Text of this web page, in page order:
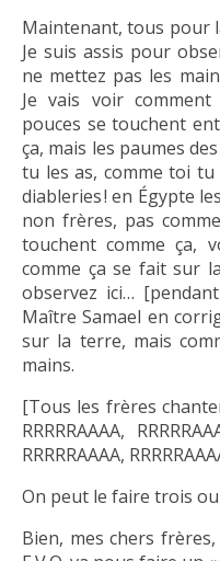
Maintenant, tous pour
Je suis assis pour
ne mettez pas les
Je vais voir
pouces se touchent
ça, mais les paumes
tu les as, comme toi
diableries ! en Égypte
non frères, pas
touchent comme ça,
comme ça se fait sur
observez ici…
Maître Samael en
sur la terre, mais
mains.
[Tous les frères
RRRRRAAAA,
RRRRRAAAA,
On peut le faire trois
Bien, mes chers